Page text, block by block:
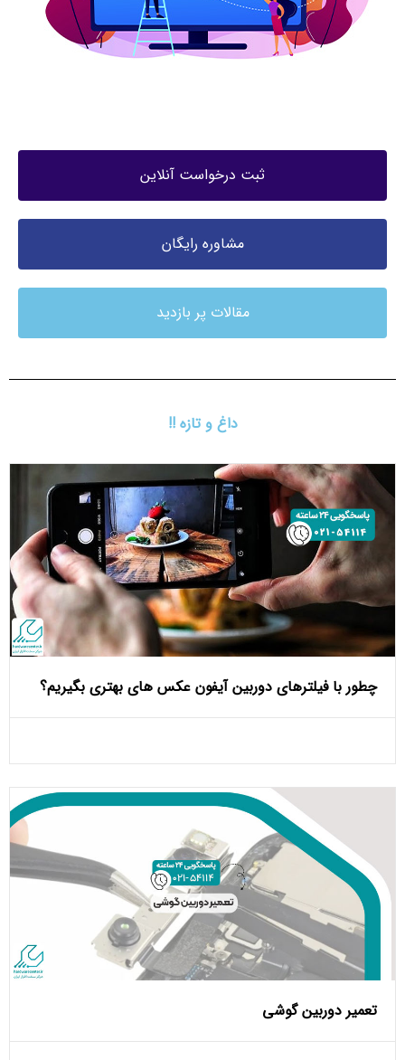
ثبت درخواست آنلاین
مشاوره رایگان
مقالات پر بازدید
داغ و تازه !!
چطور با فیلترهای دوربین آیفون عکس‌ های بهتری بگیریم؟
تعمیر دوربین گوشی